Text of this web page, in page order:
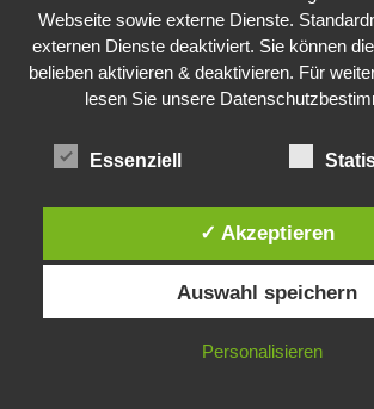
Januar 2017
November 2016
Oktober 2016
August 2016
Mai 2016
Diese Website verwendet Cookies. Durch die
Website stimmst du der Verwendung von Cookies zu.
IN ORDNUNG
Webseite sowie externe Dienste.
externen Dienste deaktiviert. Sie können
belieben aktivieren & deaktivieren. Für
lesen Sie unsere
Essenziell
✓ Akzeptieren
Auswahl speichern
Personalisieren